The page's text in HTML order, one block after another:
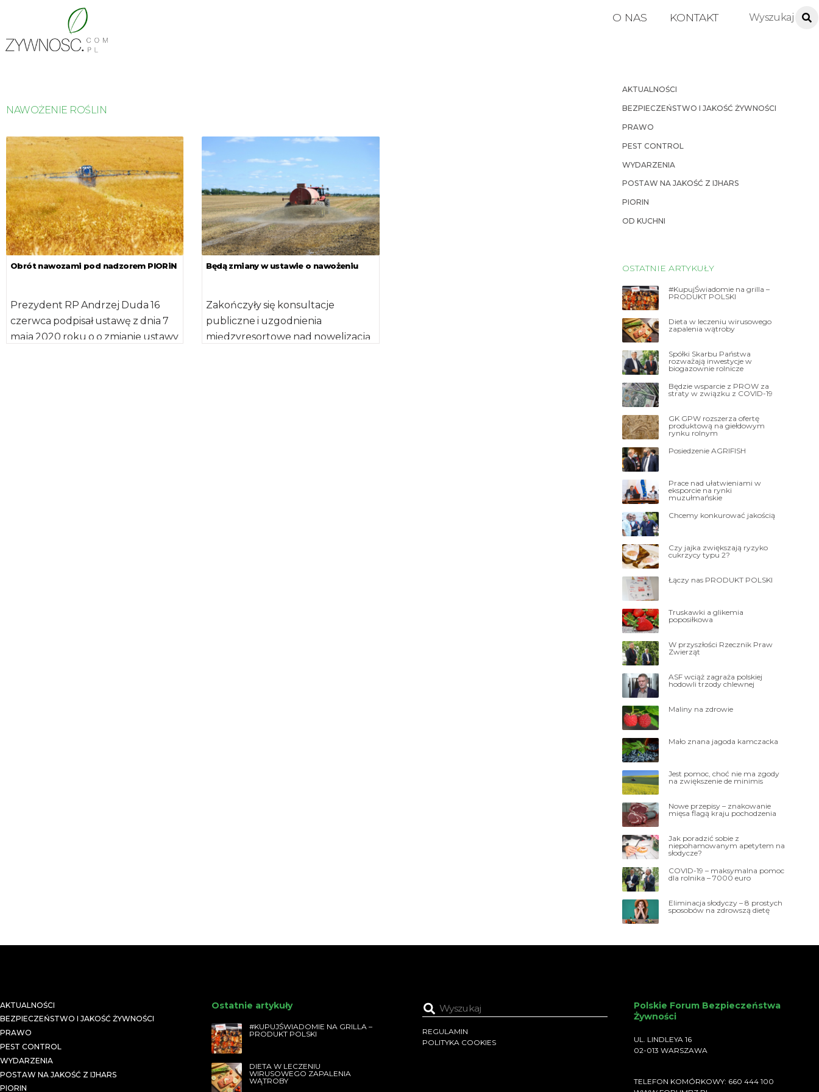
O NAS KONTAKT
NAWOŻENIE ROŚLIN
Obrót nawozami pod nadzorem PIORiN
Prezydent RP Andrzej Duda 16
czerwca podpisał ustawę z dnia 7
maja 2020 roku o o zmianie ustawy
Będą zmiany w ustawie o nawożeniu
Zakończyły się konsultacje
publiczne i uzgodnienia
międzyresortowe nad nowelizacją
AKTUALNOŚCI
BEZPIECZEŃSTWO I JAKOŚĆ ŻYWNOŚCI
PRAWO
PEST CONTROL
WYDARZENIA
POSTAW NA JAKOŚĆ Z IJHARS
PIORIN
OD KUCHNI
OSTATNIE ARTYKUŁY
#KupujŚwiadomie na grilla –
PRODUKT POLSKI
Dieta w leczeniu wirusowego
zapalenia wątroby
Spółki Skarbu Państwa
rozważają inwestycje w
biogazownie rolnicze
Będzie wsparcie z PROW za
straty w związku z COVID-19
GK GPW rozszerza ofertę
produktową na giełdowym
rynku rolnym
Posiedzenie AGRIFISH
Prace nad ułatwieniami w
eksporcie na rynki
muzułmańskie
Chcemy konkurować jakością
Czy jajka zwiększają ryzyko
cukrzycy typu 2?
Łączy nas PRODUKT POLSKI
Truskawki a glikemia
poposiłkowa
W przyszłości Rzecznik Praw
Zwierząt
ASF wciąż zagraża polskiej
hodowli trzody chlewnej
Maliny na zdrowie
Mało znana jagoda kamczacka
Jest pomoc, choć nie ma zgody
na zwiększenie de minimis
Nowe przepisy – znakowanie
mięsa flagą kraju pochodzenia
Jak poradzić sobie z
niepohamowanym apetytem na
słodycze?
COVID-19 – maksymalna pomoc
dla rolnika – 7000 euro
Eliminacja słodyczy – 8 prostych
sposobów na zdrowszą dietę
AKTUALNOŚCI
BEZPIECZEŃSTWO I JAKOŚĆ ŻYWNOŚCI
PRAWO
PEST CONTROL
WYDARZENIA
POSTAW NA JAKOŚĆ Z IJHARS
PIORIN
Ostatnie artykuły
#KUPUJŚWIADOMIE NA GRILLA –
PRODUKT POLSKI
DIETA W LECZENIU
WIRUSOWEGO ZAPALENIA
WĄTROBY
REGULAMIN
POLITYKA COOKIES
Polskie Forum Bezpieczeństwa
Żywności
UL. LINDLEYA 16
02-013 WARSZAWA
TELEFON KOMÓRKOWY: 660 444 100